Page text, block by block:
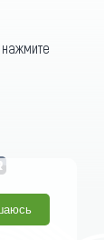
нажмите